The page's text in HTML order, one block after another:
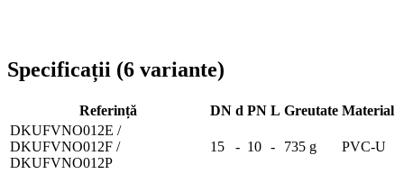
Specificații (6 variante)
Referință DN d PN L Greutate Material
DKUFVNO012E /
DKUFVNO012F /
DKUFVNO012P
15 - 10 - 735 g PVC-U